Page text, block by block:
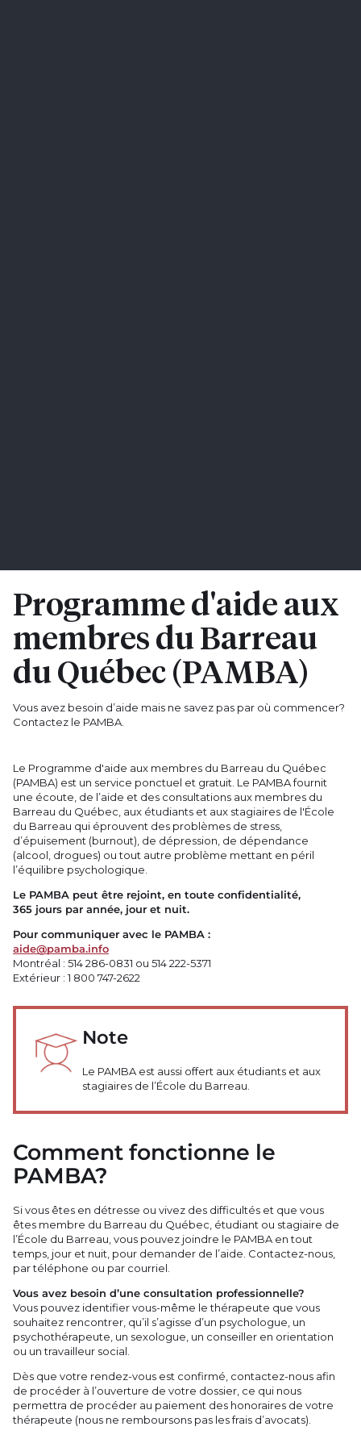
Programme d'aide aux
membres du Barreau
du Québec (PAMBA)
Vous avez besoin d’aide mais ne savez pas par où commencer?
Contactez le PAMBA.
Le Programme d'aide aux membres du Barreau du Québec
(PAMBA) est un service ponctuel et gratuit. Le PAMBA fournit
une écoute, de l’aide et des consultations aux membres du
Barreau du Québec, aux étudiants et aux stagiaires de l'École
du Barreau qui éprouvent des problèmes de stress,
d’épuisement (burnout), de dépression, de dépendance
(alcool, drogues) ou tout autre problème mettant en péril
l’équilibre psychologique.
Le PAMBA peut être rejoint, en toute confidentialité,
365 jours par année, jour et nuit.
Pour communiquer avec le PAMBA :
aide@pamba.info
Montréal : 514 286-0831 ou 514 222-5371
Extérieur : 1 800 747-2622
Note
Le PAMBA est aussi offert aux étudiants et aux
stagiaires de l’École du Barreau.
Comment fonctionne le
PAMBA?
Si vous êtes en détresse ou vivez des difficultés et que vous
êtes membre du Barreau du Québec, étudiant ou stagiaire de
l’École du Barreau, vous pouvez joindre le PAMBA en tout
temps, jour et nuit, pour demander de l’aide. Contactez-nous,
par téléphone ou par courriel.
Vous avez besoin d’une consultation professionnelle?
Vous pouvez identifier vous-même le thérapeute que vous
souhaitez rencontrer, qu’il s’agisse d’un psychologue, un
psychothérapeute, un sexologue, un conseiller en orientation
ou un travailleur social.
Dès que votre rendez-vous est confirmé, contactez-nous afin
de procéder à l’ouverture de votre dossier, ce qui nous
permettra de procéder au paiement des honoraires de votre
thérapeute (nous ne remboursons pas les frais d’avocats).